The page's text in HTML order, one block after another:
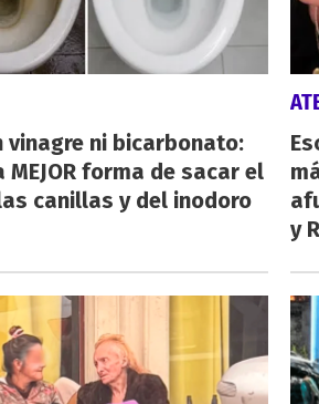
vinagre ni bicarbonato:
forma de sacar el
canillas y del inodoro
y